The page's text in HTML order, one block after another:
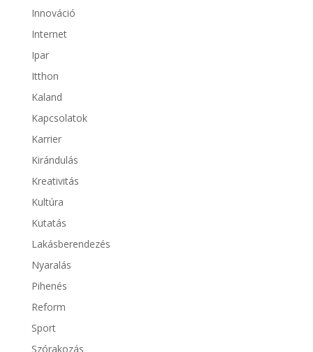
Innováció
Internet
Ipar
Itthon
Kaland
Kapcsolatok
Karrier
Kirándulás
Kreativitás
Kultúra
Kutatás
Lakásberendezés
Nyaralás
Pihenés
Reform
Sport
Szórakozás